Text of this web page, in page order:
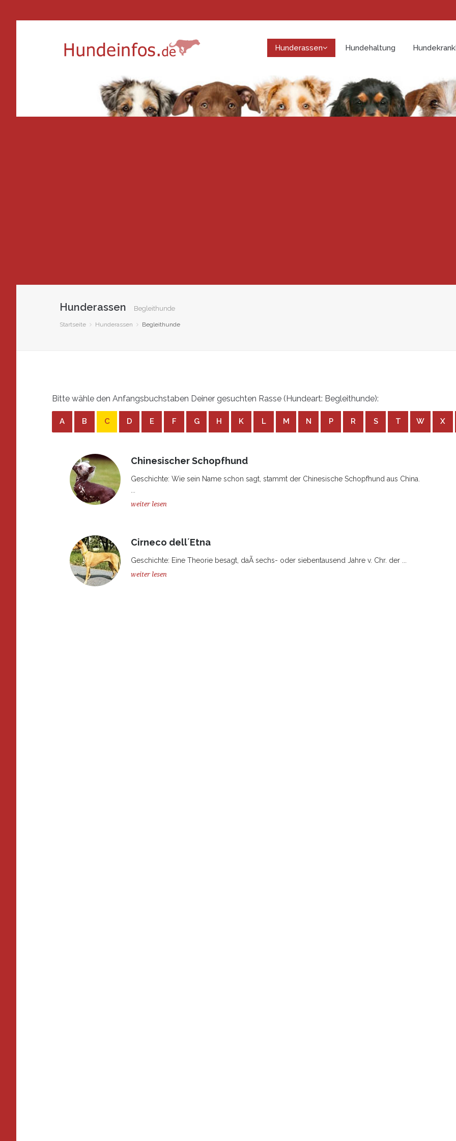
Hunderassen Hundehaltung
Hunderassen Begleithunde
Startseite Hunderassen Begleithunde
Bitte wähle den Anfangsbuchstaben Deiner gesuchten Rasse (Hundeart: Begleithunde):
A B C D E F G H K L M N P R S T W X
Chinesischer Schopfhund
Geschichte: Wie sein Name schon sagt, stammt der Chinesische Schopfhund aus China.
weiter lesen
Cirneco dell´Etna
Geschichte: Eine Theorie besagt, daÃ sechs- oder siebentausend Jahre v. Chr. der ...
weiter lesen